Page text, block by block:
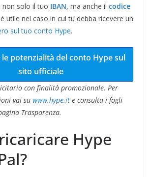
non solo il tuo IBAN, ma anche il codice
utile nel caso in cui tu debba ricevere un
sul tuo conto Hype.
potenzialità del conto Hype sul
sito ufficiale
con finalità promozionale. Per
vai su www.hype.it e consulta i fogli
Trasparenza.
Hype